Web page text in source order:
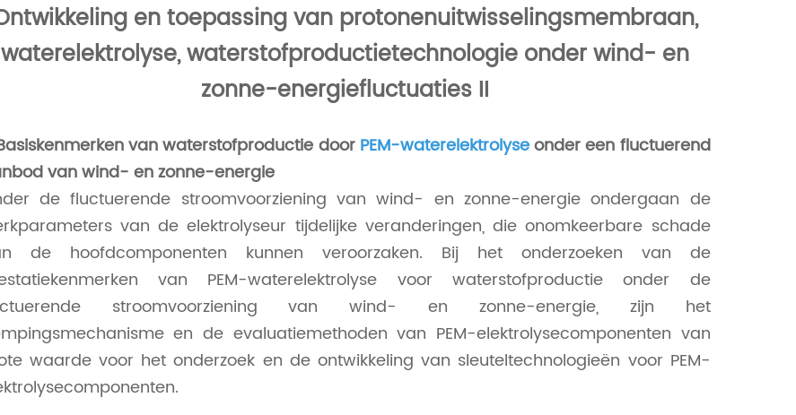
한국의
Romania
Melayu
en toepassing van protonenuitwisselingsmembraan,
waterelektrolyse, waterstofproductietechnologie onder wind- en
zonne-energiefluctuaties II
van waterstofproductie doorPEM-waterelektrolyseonder een fluctuerend
van wind- en zonne-energie
de fluctuerende stroomvoorziening van wind- en zonne-energie ondergaan de
van de elektrolyseur tijdelijke veranderingen, die onomkeerbare schade
de hoofdcomponenten kunnen veroorzaken. Bij het onderzoeken van de
van PEM-waterelektrolyse voor waterstofproductie onder de
stroomvoorziening van wind- en zonne-energie, zijn het
en de evaluatiemethoden van PEM-elektrolysecomponenten van
waarde voor het onderzoek en de ontwikkeling van sleuteltechnologieën voor PEM-